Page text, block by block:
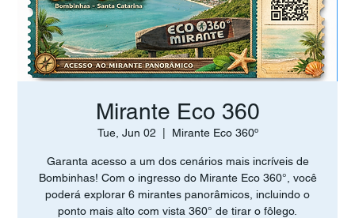
Mirante Eco 360
Tue, Jun 02 Mirante Eco 360º
Garanta acesso a um dos cenários mais incríveis de
Bombinhas! Com o ingresso do Mirante Eco 360°, você
poderá explorar 6 mirantes panorâmicos, incluindo o
ponto mais alto com vista 360° de tirar o fôlego.